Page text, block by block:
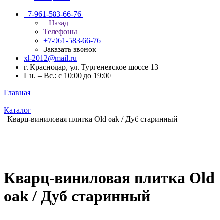
+7-961-583-66-76
Назад
Телефоны
+7-961-583-66-76
Заказать звонок
xl-2012@mail.ru
г. Краснодар, ул. Тургеневское шоссе 13
Пн. – Вс.: с 10:00 до 19:00
Главная
Каталог
Кварц-виниловая плитка Old oak / Дуб старинный
Кварц-виниловая плитка Old
oak / Дуб старинный